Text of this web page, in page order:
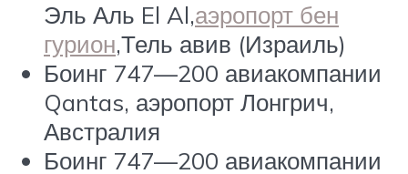
Эль Аль El Al,аэропорт бен
гурион,Тель авив (Израиль)
Боинг 747—200 авиакомпании
Qantas, аэропорт Лонгрич,
Австралия
Боинг 747—200 авиакомпании